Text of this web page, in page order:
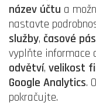
název účtu a
nastavte
služby, časové
vyplňte informace
odvětví, velikost
Google Analytics.
pokračujte.